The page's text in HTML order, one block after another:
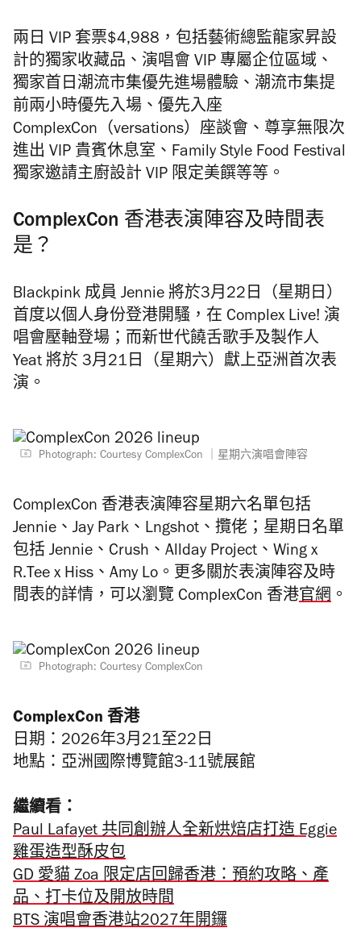
兩日 VIP 套票$4,988，包括藝術總監龍家昇設
計的獨家收藏品、演唱會 VIP 專屬企位區域、
獨家首日潮流市集優先進場體驗、潮流市集提
前兩小時優先入場、優先入座
ComplexCon（versations）座談會、尊享無限次
進出 VIP 貴賓休息室、Family Style Food Festival
獨家邀請主廚設計 VIP 限定美饌等等。
ComplexCon 香港表演陣容及時間表
是？
Blackpink 成員 Jennie 將於3月22日（星期日）
首度以個人身份登港開騷，在 Complex Live! 演
唱會壓軸登場；而新世代饒舌歌手及製作人
Yeat 將於 3月21日（星期六）獻上亞洲首次表
演。
Photograph: Courtesy ComplexCon ｜星期六演唱會陣容
ComplexCon 香港表演陣容星期六名單包括
Jennie、Jay Park、Lngshot、攬佬；星期日名單
包括 Jennie、Crush、Allday Project、Wing x
R.Tee x Hiss、Amy Lo。更多關於表演陣容及時
間表的詳情， 可以瀏覽 ComplexCon 香港官網 。
Photograph: Courtesy ComplexCon
ComplexCon 香港
日期：2026年3月21至22日
地點：亞洲國際博覽館3-11號展館
繼續看：
Paul Lafayet 共同創辦人全新烘焙店打造 Eggie
雞蛋造型酥皮包
GD 愛貓 Zoa 限定店回歸香港：預約攻略、產
品、打卡位及開放時間
BTS 演唱會香港站2027年開鑼